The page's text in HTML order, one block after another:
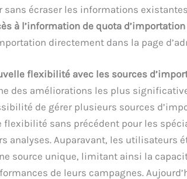
sans écraser les informations
à l’information de quota d’importation
directement dans la page
flexibilité avec les sources
des améliorations les plus
de gérer plusieurs sources
flexibilité sans précédent pour les
analyses. Auparavant, les utilisateurs
source unique, limitant ainsi la
de leurs campagnes.